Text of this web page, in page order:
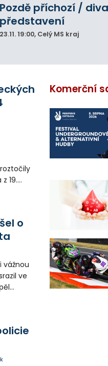
Pozdě příchozí /
představení
23.11.19:00, Celý MS kraj
19.
o
vážnou
ve
Komerční